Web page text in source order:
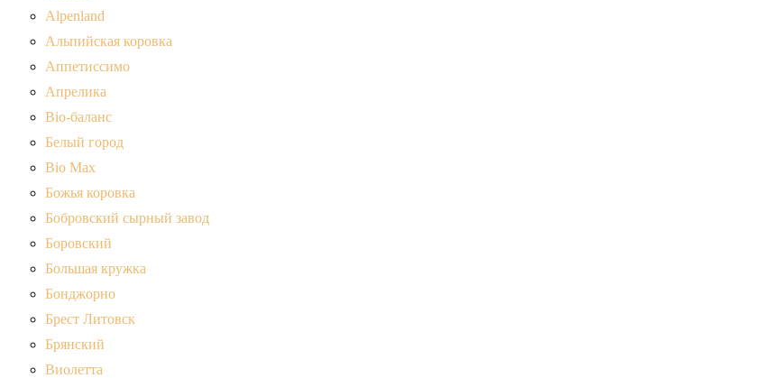
Alpenland
Альпийская коровка
Аппетиссимо
Апрелика
Bio-баланс
Белый город
Bio Max
Божья коровка
Бобровский сырный завод
Боровский
Большая кружка
Бонджорно
Брест Литовск
Брянский
Виолетта